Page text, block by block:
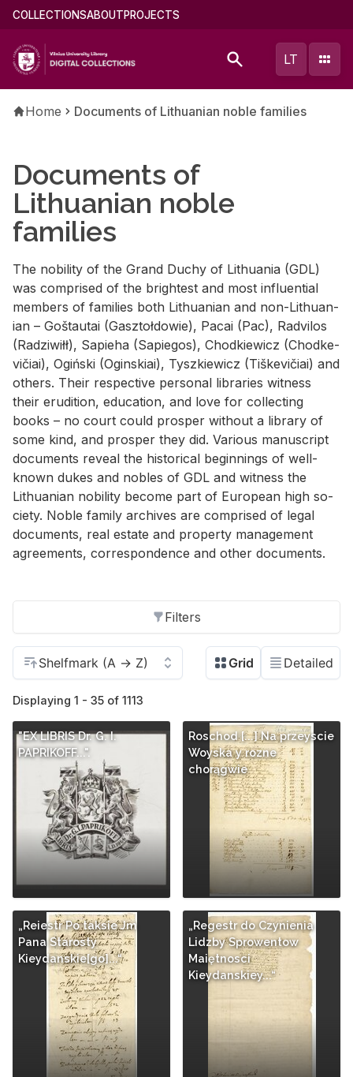
Skip
main
content
Main
(english)
COLLECTIONSABOUTPROJECTS
LT
Breadcrumb
Home Documents of Lithuanian noble families
Documents of
Lithuanian noble
families
The no­bil­ity of the Grand Duchy of Lithua­nia (GDL)
was com­prised of the bright­est and most in­flu­en­tial
mem­bers of fam­i­lies both Lithuan­ian and non-Lithuan­
ian – Goš­tau­tai (Gasz­toł­dowie), Pacai (Pac), Radvi­los
(Radzi­wiłł), Sapieha (Sapie­gos), Chod­kiewicz (Chod­ke­
vičiai), Ogiński (Ogin­skiai), Tyszkiewicz (Tiške­vičiai) and
oth­ers. Their re­spec­tive per­sonal li­braries wit­ness
their eru­di­tion, ed­u­ca­tion, and love for col­lect­ing
books – no court could pros­per with­out a li­brary of
some kind, and pros­per they did. Var­i­ous man­u­script
doc­u­ments re­veal the his­tor­i­cal be­gin­nings of well-
known dukes and no­bles of GDL and wit­ness the
Lithuan­ian no­bil­ity be­come part of Eu­ro­pean high so­
ci­ety. No­ble fam­ily archives are com­prised of le­gal
doc­u­ments, real es­tate and prop­erty man­age­ment
agree­ments, cor­re­spon­dence and other doc­u­ments.
Filters
Displaying 1 - 35 of 1113
"EX LIBRIS Dr. G. I.
PAPRIKOFF...".
Roschod [...] Na przeyscie
Woyska y rozne
chorągwie
„Reiestr Po taksie Jm
Pana Starosty
Kieydanskie[go]...“
„Regestr do Czynienia
Lidzby Sprowentow
Maiętnosci
Kieydanskiey...“